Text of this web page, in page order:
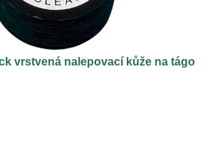
vrstvená nalepovací kůže na tágo